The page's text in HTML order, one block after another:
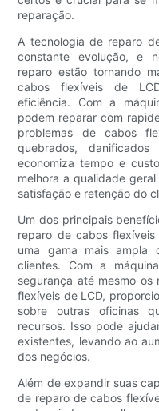
reparação.
A tecnologia de reparo
constante evolução, e
reparo estão tornando
cabos flexíveis de
eficiência. Com a
podem reparar com
problemas de cabos
quebrados,
economiza tempo e
melhora a qualidade
satisfação e retenção do
Um dos principais
reparo de cabos
uma gama mais ampla
clientes. Com a
segurança até mesmo
flexíveis de LCD,
sobre outras oficinas
recursos. Isso pode
existentes, levando ao
dos negócios.
Além de expandir suas
de reparo de cabos